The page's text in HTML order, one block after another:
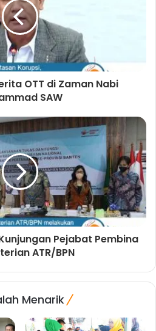
e
OTT di Zaman Nabi
SAW
Pejabat Pembina
ATR/BPN
Menarik